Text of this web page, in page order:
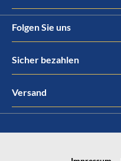
Folgen Sie uns
Sicher bezahlen
Versand